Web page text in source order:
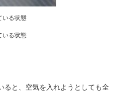
いる状態
いる状態
ると、空気を入れようとしても全